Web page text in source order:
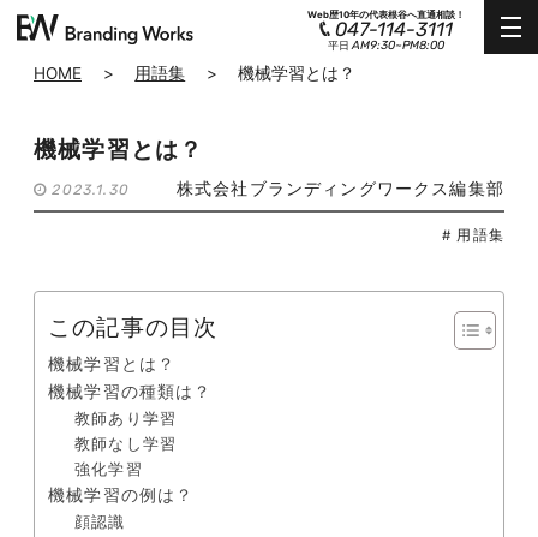
Web歴10年の代表根谷へ直通相談！
047-114-3111
平日AM9:30~PM8:00
HOME > 用語集 > 機械学習とは？
機械学習とは？
2023.1.30 株式会社ブランディングワークス編集部
# 用語集
この記事の目次
機械学習とは？
機械学習の種類は？
教師あり学習
教師なし学習
強化学習
機械学習の例は？
顔認識